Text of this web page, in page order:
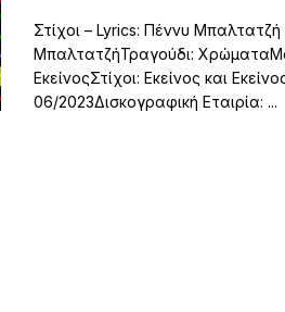
Στίχοι – Lyrics: Πέννυ
ΜπαλτατζήΤραγούδι:
ΕκείνοςΣτίχοι: Εκείνος και
06/2023Δισκογραφική Εταιρία: ...